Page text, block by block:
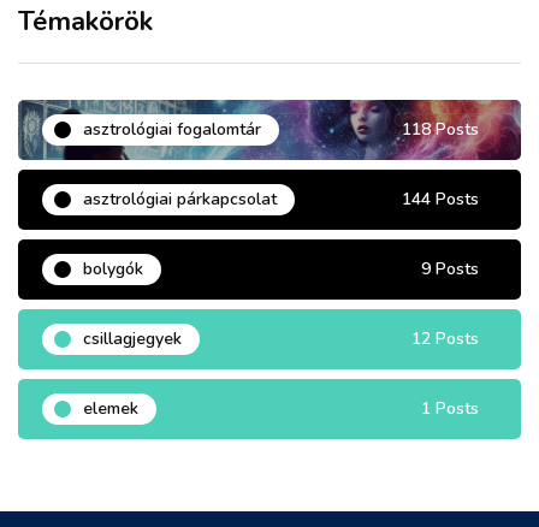
Témakörök
asztrológiai fogalomtár 118 Posts
asztrológiai párkapcsolat 144 Posts
bolygók 9 Posts
csillagjegyek 12 Posts
elemek 1 Posts